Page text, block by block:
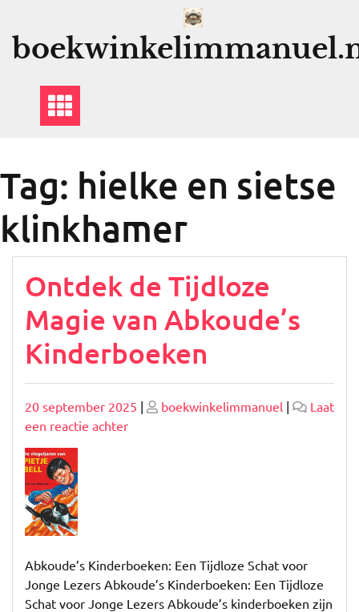
Tag: hielke en sietse
klinkhamer
Ontdek de Tijdloze
Magie van Abkoude’s
Kinderboeken
Geplaatst
op
20 september 2025 | Geplaatst
boekwinkelimmanuel |
Laat
een reactie achterop
Kinderboeken
Abkoude’s Kinderboeken: Een Tijdloze Schat voor
Jonge Lezers Abkoude’s Kinderboeken: Een Tijdloze
Schat voor Jonge Lezers Abkoude’s kinderboeken zijn